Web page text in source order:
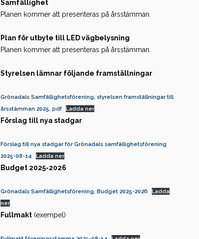
Samfällighet
Planen kommer att presenteras på årsstämman.
Plan för utbyte till LED vägbelysning
Planen kommer att presenteras på årsstämman.
Styrelsen lämnar följande framställningar
Grönadals Samfällighetsförening, styrelsen framställningar till
årsstämman 2025, pdf Ladda ner
Förslag till nya stadgar
Förslag till nya stadgar för Grönadals samfällighetsförening
2025-08-14
Ladda ner
Budget 2025-2026
Grönadals Samfällighetsförening, Budget 2025-2026
Ladda
ner
Fullmakt (exempel)